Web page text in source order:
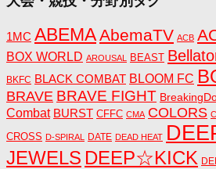
1MC ABEMAAbemaTV ACB
BOX WORLD AROUSAL BEAST
BKFC BLACK COMBAT BLOOM FC
BRAVE BRAVE FIGHT
Combat BURST CFFC CMA COLORS
CROSS D-SPIRAL DATE DEAD HEAT
JEWELS DEEP☆KICK